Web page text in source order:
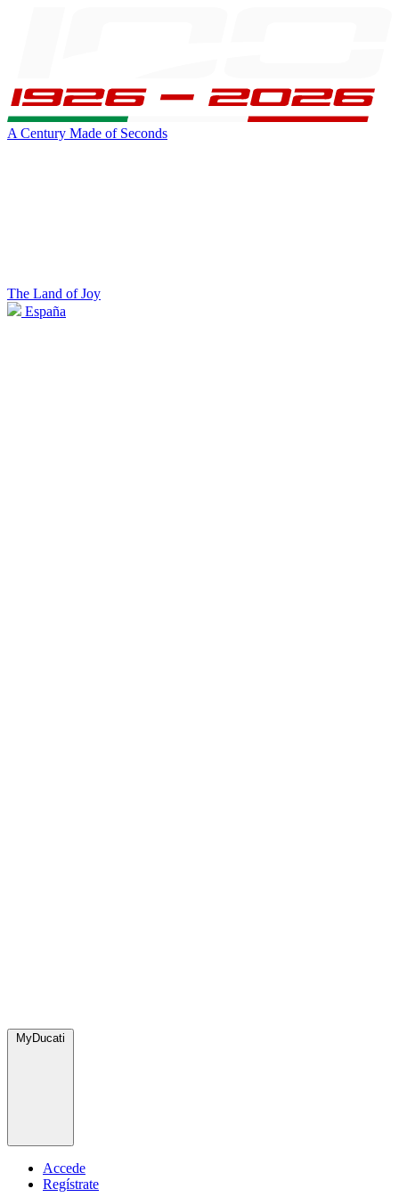
A Century Made of Seconds
The Land of Joy
España
MyDucati
Accede
Regístrate